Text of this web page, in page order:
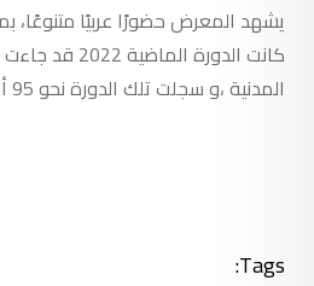
يشهد المعرض حضورًا عربيًا
كانت
المدنية ،و سجلت تلك الدورة نحو 95 ألف زائر دولي وأكثر من 1200 عارض، وركزت على مفهوم “الحماية والإنقاذ المتصل”
Tags: